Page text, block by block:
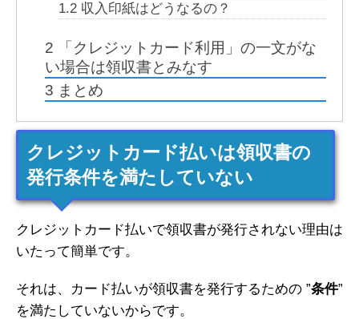
1.2 収入印紙はどうなるの？
2 「クレジットカード利用」の一文がな
い場合は領収書とみなす
3 まとめ
クレジットカード払いは領収書の
発行条件を満たしていない
クレジットカード払いで領収書が発行されない理由は
いたって簡単です。
それは、カード払いが領収書を発行するための ”条件”
を満たしていないからです。